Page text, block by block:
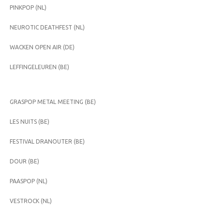
PINKPOP (NL)
NEUROTIC DEATHFEST (NL)
WACKEN OPEN AIR (DE)
LEFFINGELEUREN (BE)
GRASPOP METAL MEETING (BE)
LES NUITS (BE)
FESTIVAL DRANOUTER (BE)
DOUR (BE)
PAASPOP (NL)
VESTROCK (NL)